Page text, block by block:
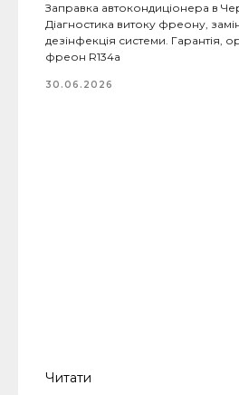
Заправка автокондиціонера в
Діагностика витоку фреону,
дезінфекція системи. Гарантія,
фреон R134a
30.06.2026
Читати